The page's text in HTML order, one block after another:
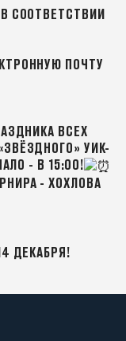
СООТВЕТСТВИИ
ПОЧТУ
ВСЕХ
УИК-
- В 15:00!
- ХОХЛОВА
ДЕКАБРЯ!